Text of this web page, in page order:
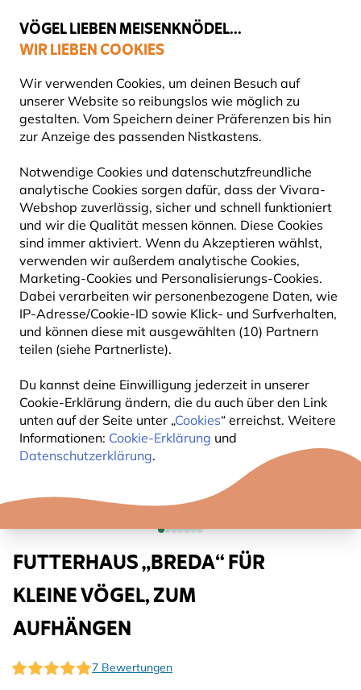
VÖGEL LIEBEN MEISENKNÖDEL...
WIR LIEBEN COOKIES
Wir verwenden Cookies, um deinen Besuch auf
unserer Website so reibungslos wie möglich zu
gestalten. Vom Speichern deiner Präferenzen bis hin
zur Anzeige des passenden Nistkastens.
Notwendige Cookies und datenschutzfreundliche
analytische Cookies sorgen dafür, dass der Vivara-
Webshop zuverlässig, sicher und schnell funktioniert
und wir die Qualität messen können. Diese Cookies
sind immer aktiviert. Wenn du Akzeptieren wählst,
verwenden wir außerdem analytische Cookies,
Marketing-Cookies und Personalisierungs-Cookies.
Dabei verarbeiten wir personenbezogene Daten, wie
IP-Adresse/Cookie-ID sowie Klick- und Surfverhalten,
und können diese mit ausgewählten (10) Partnern
teilen (siehe Partnerliste).
Du kannst deine Einwilligung jederzeit in unserer
Cookie-Erklärung ändern, die du auch über den Link
unten auf der Seite unter „Cookies“ erreichst. Weitere
Informationen: Cookie-Erklärung und
Datenschutzerklärung.
Top-bewertet in 11 Ländern
Gratis Versand ab 49 €
Vogelfuttersysteme Futterspender für Samen
10% RABATT
FUTTERHAUS „BREDA“ FÜR
KLEINE VÖGEL, ZUM
AUFHÄNGEN
7 Bewertungen